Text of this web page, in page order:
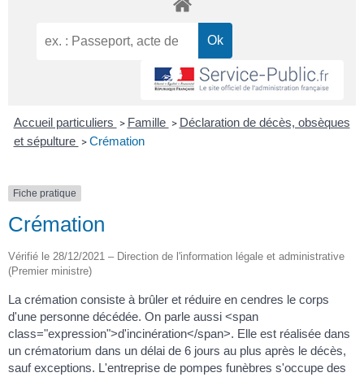
Accueil particuliers > Famille > Déclaration de décès, obsèques
et sépulture > Crémation
Fiche pratique
Crémation
Vérifié le 28/12/2021 – Direction de l'information légale et administrative
(Premier ministre)
La crémation consiste à brûler et réduire en cendres le corps
d'une personne décédée. On parle aussi <span
class="expression">d'incinération</span>. Elle est réalisée dans
un crématorium dans un délai de 6 jours au plus après le décès,
sauf exceptions. L'entreprise de pompes funèbres s'occupe des